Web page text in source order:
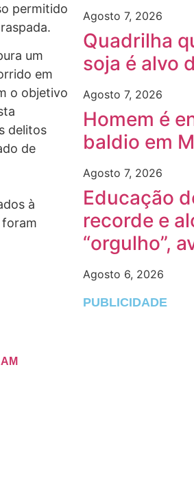
permitido
um
em
o objetivo
delitos
de
à
foram
Agosto 7, 2026
Quadrilha
soja é alvo
Agosto 7, 2026
Homem é
baldio em
Agosto 7, 2026
Educação
recorde e
“orgulho”,
Agosto 6, 2026
PUBLICIDADE